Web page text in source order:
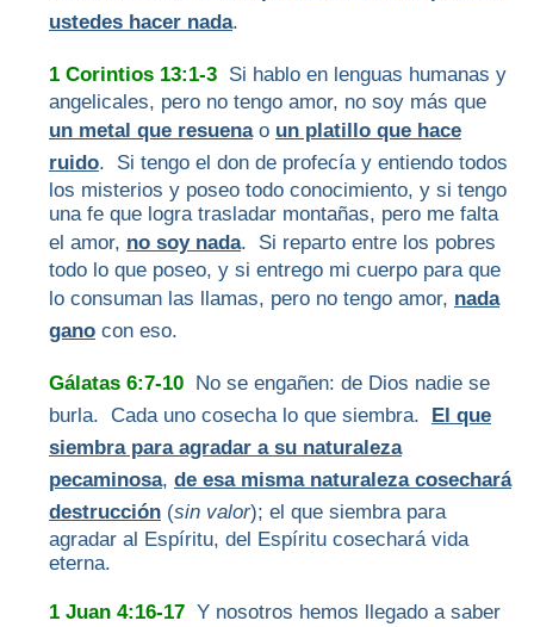
ustedes hacer nada.
1 Corintios 13:1-3 Si hablo en lenguas humanas y
angelicales, pero no tengo amor, no soy más que
un metal que resuenao un platillo que hace
ruido. Si tengo el don de profecía y entiendo todos
los misterios y poseo todo conocimiento, y si tengo
una fe que logra trasladar montañas, pero me falta
el amor, no soy nada. Si reparto entre los pobres
todo lo que poseo, y si entrego mi cuerpo para que
lo consuman las llamas, pero no tengo amor, nada
gano con eso.
Gálatas 6:7-10 No se engañen: de Dios nadie se
burla. Cada uno cosecha lo que siembra. El que
siembra para agradar a su naturaleza
pecaminosa, de esa misma naturaleza cosechará
destrucción (sin valor); el que siembra para
agradar al Espíritu, del Espíritu cosechará vida
eterna.
1 Juan 4:16-17 Y nosotros hemos llegado a saber